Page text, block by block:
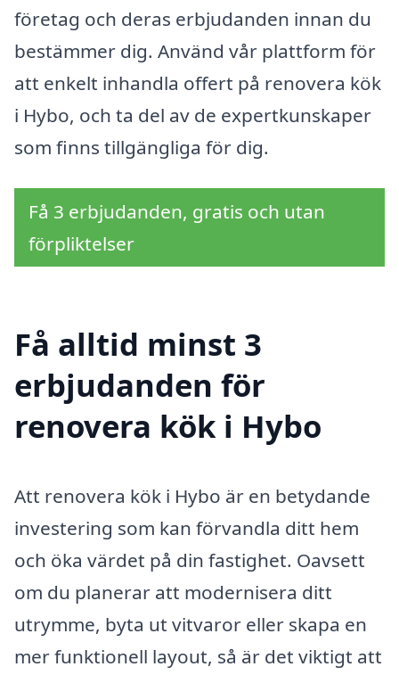
företag och deras erbjudanden innan du
bestämmer dig. Använd vår plattform för
att enkelt inhandla offert på renovera kök
i Hybo, och ta del av de expertkunskaper
som finns tillgängliga för dig.
Få 3 erbjudanden, gratis och utan
förpliktelser
Få alltid minst 3
erbjudanden för
renovera kök i Hybo
Att renovera kök i Hybo är en betydande
investering som kan förvandla ditt hem
och öka värdet på din fastighet. Oavsett
om du planerar att modernisera ditt
utrymme, byta ut vitvaror eller skapa en
mer funktionell layout, så är det viktigt att